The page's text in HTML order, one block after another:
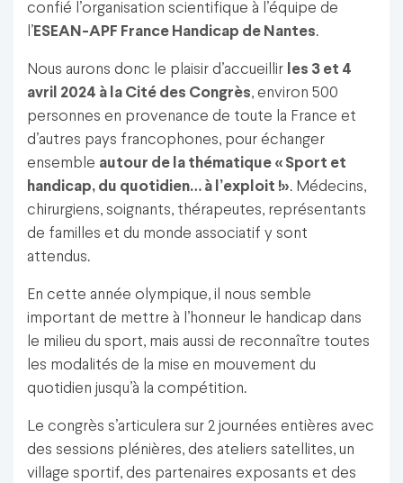
confié l’organisation scientifique à l’équipe de
l’ESEAN-APF France Handicap de Nantes.
Nous aurons donc le plaisir d’accueillir les 3 et 4
avril 2024 à la Cité des Congrès, environ 500
personnes en provenance de toute la France et
d’autres pays francophones, pour échanger
ensemble autour de la thématique « Sport et
handicap, du quotidien… à l’exploit !». Médecins,
chirurgiens, soignants, thérapeutes, représentants
de familles et du monde associatif y sont
attendus.
En cette année olympique, il nous semble
important de mettre à l’honneur le handicap dans
le milieu du sport, mais aussi de reconnaître toutes
les modalités de la mise en mouvement du
quotidien jusqu’à la compétition.
Le congrès s’articulera sur 2 journées entières avec
des sessions plénières, des ateliers satellites, un
village sportif, des partenaires exposants et des